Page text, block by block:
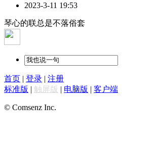
2023-3-11 19:53
琴心的联总是不落俗套
首页 | 登录 | 注册
标准版 | 触屏版 | 电脑版 | 客户端
© Comsenz Inc.